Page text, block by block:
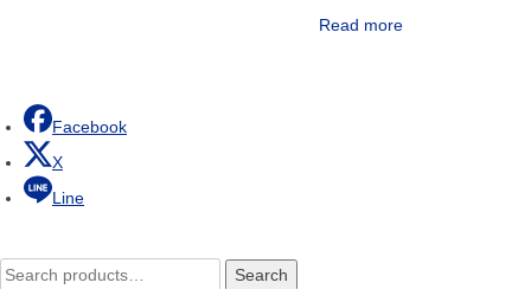
Read more
Facebook
X
Line
Search
Search